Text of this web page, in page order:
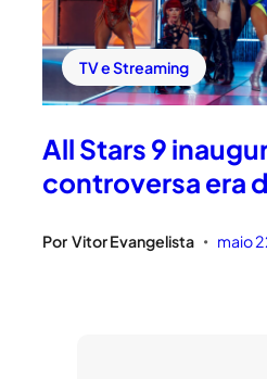
TV e Streaming
All Stars 9
controversa era
Por Vitor Evangelista • maio